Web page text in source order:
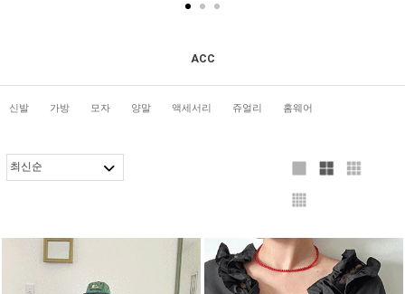
ACC
신발 가방 모자 양말 액세서리 쥬얼리 홈웨어